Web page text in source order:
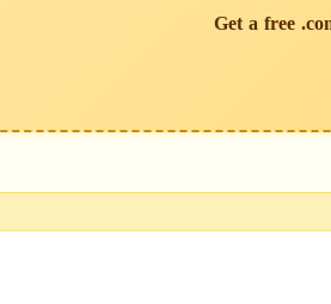
Get a free